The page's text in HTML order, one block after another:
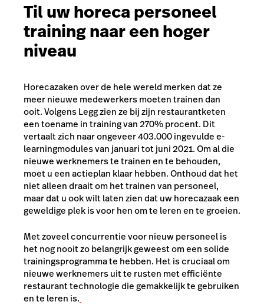
Til uw horeca personeel
training naar een hoger
niveau
Horecazaken over de hele wereld merken dat ze
meer nieuwe medewerkers moeten trainen dan
ooit. Volgens Legg zien ze bij zijn restaurantketen
een toename in training van 270% procent. Dit
vertaalt zich naar ongeveer 403.000 ingevulde e-
learningmodules van januari tot juni 2021. Om al die
nieuwe werknemers te trainen en te behouden,
moet u een actieplan klaar hebben. Onthoud dat het
niet alleen draait om het trainen van personeel,
maar dat u ook wilt laten zien dat uw horecazaak een
geweldige plek is voor hen om te leren en te groeien.
Met zoveel concurrentie voor nieuw personeel is
het nog nooit zo belangrijk geweest om een solide
trainingsprogramma te hebben. Het is cruciaal om
nieuwe werknemers uit te rusten met efficiënte
restaurant technologie die gemakkelijk te gebruiken
en te leren is.